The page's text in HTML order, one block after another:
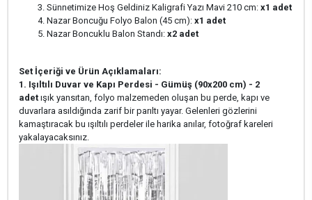
Sünnetimize Hoş Geldiniz Kaligrafi Yazı Mavi 210 cm: x1 adet
Nazar Boncuğu Folyo Balon (45 cm): x1 adet
Nazar Boncuklu Balon Standı: x2 adet
Set İçeriği ve Ürün Açıklamaları:
1. Işıltılı Duvar ve Kapı Perdesi - Gümüş (90x200 cm) - 2
adet ışık yansıtan, folyo malzemeden oluşan bu perde, kapı ve
duvarlara asıldığında zarif bir parıltı yayar. Gelenleri gözlerini
kamaştıracak bu ışıltılı perdeler ile harika anılar, fotoğraf kareleri
yakalayacaksınız.